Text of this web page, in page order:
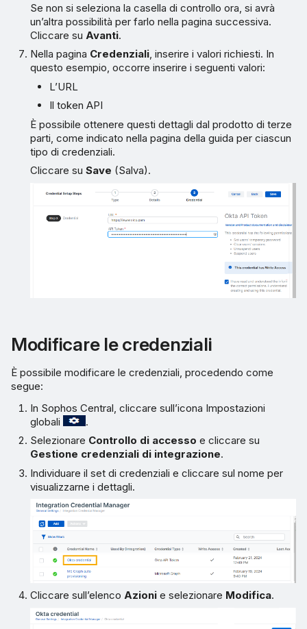
Se non si seleziona la casella di controllo ora, si avrà
un’altra possibilità per farlo nella pagina successiva.
Cliccare suAvanti.
Nella pagina Credenziali, inserire i valori richiesti. In
questo esempio, occorre inserire i seguenti valori:
L’URL
Il token API
È possibile ottenere questi dettagli dal prodotto di terze
parti, come indicato nella pagina della guida per ciascun
tipo di credenziali.
Cliccare suSave (Salva).
Modificare le credenziali
È possibile modificare le credenziali, procedendo come
segue:
In Sophos Central, cliccare sull’icona Impostazioni
globali
.
Selezionare Controllo di accesso e cliccare su
Gestione credenziali di integrazione.
Individuare il set di credenziali e cliccare sul nome per
visualizzarne i dettagli.
Cliccare sull’elencoAzioni e selezionare Modifica.